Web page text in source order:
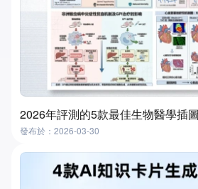
發布於：2026-03-30